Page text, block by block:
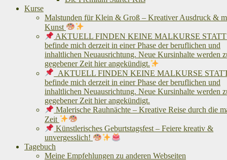
Kurse
Malstunden für Klein & Groß – Kreativer Ausdruck &
Kunst
AKTUELL FINDEN KEINE MALKURSE
befinde mich derzeit in einer Phase der beruflichen und
inhaltlichen Neuausrichtung. Neue Kursinhalte werden
gegebener Zeit hier angekündigt.
AKTUELL FINDEN KEINE MALKURSE
befinde mich derzeit in einer Phase der beruflichen und
inhaltlichen Neuausrichtung. Neue Kursinhalte werden
gegebener Zeit hier angekündigt.
Malerische Rauhnächte – Kreative Reise durch die
Zeit
Künstlerisches Geburtstagsfest – Feiere kreativ &
unvergesslich!
Tagebuch
Meine Empfehlungen zu anderen Webseiten